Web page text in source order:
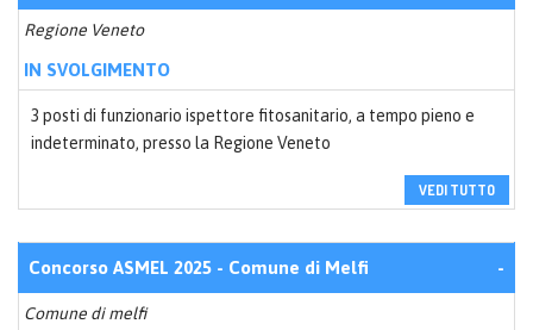
Regione Veneto
IN SVOLGIMENTO
3 posti di funzionario ispettore fitosanitario, a tempo pieno e
indeterminato, presso la Regione Veneto
VEDI TUTTO
Concorso ASMEL 2025 - Comune di Melfi -
Comune di melfi